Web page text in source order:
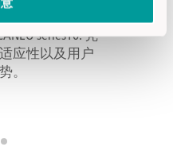
series10: 凭
应性以及用户
。
（Olching